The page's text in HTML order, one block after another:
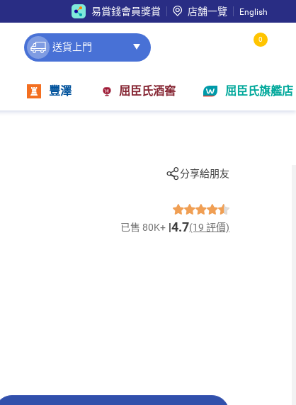
易賞錢會員獎賞 店舖一覽 English
送貨上門
0
豐澤 屈臣氏酒窖 屈臣氏旗艦店
分享給朋友
已售 80K+ 4.7(19 評價)